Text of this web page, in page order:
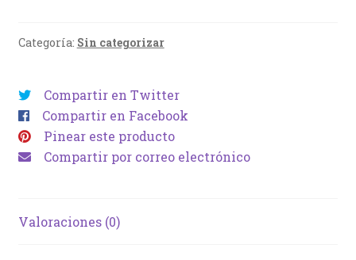
Categoría: Sin categorizar
Compartir en Twitter
Compartir en Facebook
Pinear este producto
Compartir por correo electrónico
Valoraciones (0)